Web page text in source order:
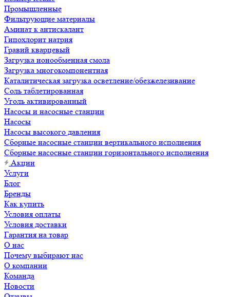
Промышленные
Фильтрующие материалы
Аминат к антискалант
Гипохлорит натрия
Гравий кварцевый
Загрузка ионообменная смола
Загрузка многокомпонентная
Каталитическая загрузка осветление/обезжелезивание
Соль таблетированная
Уголь активированный
Насосы и насосные станции
Насосы
Насосы высокого давления
Сборные насосные станции вертикального исполнения
Сборные насосные станции горизонтального исполнения
Акции
Услуги
Блог
Бренды
Как купить
Условия оплаты
Условия доставки
Гарантия на товар
О нас
Почему выбирают нас
О компании
Команда
Новости